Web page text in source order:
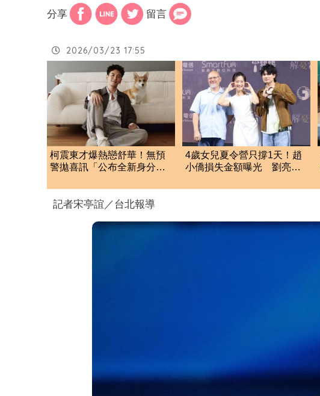
分享 留言
2026/03/23 17:55
柯震東才爆熱戀舒華！無預
警拋喜訊「公布全新身分」2
4歲女兒夏令營只撐1天！趙
小僑損失金額曝光 劉亮佐
記者宋亭誼／台北報導